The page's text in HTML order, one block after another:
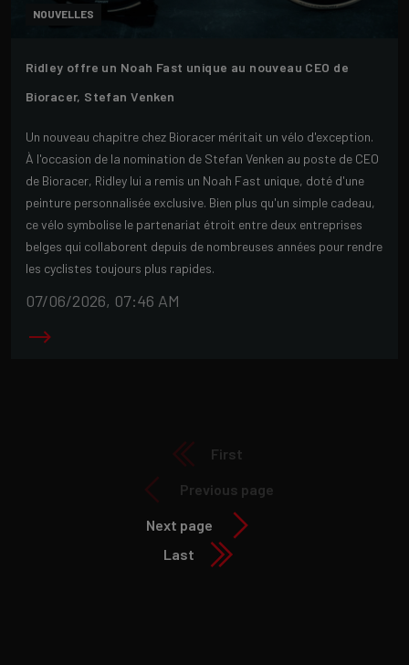
NOUVELLES
Ridley offre un Noah Fast unique au nouveau CEO de
Bioracer, Stefan Venken
Un nouveau chapitre chez Bioracer méritait un vélo d'exception.
À l'occasion de la nomination de Stefan Venken au poste de CEO
de Bioracer, Ridley lui a remis un Noah Fast unique, doté d'une
peinture personnalisée exclusive. Bien plus qu'un simple cadeau,
ce vélo symbolise le partenariat étroit entre deux entreprises
belges qui collaborent depuis de nombreuses années pour rendre
les cyclistes toujours plus rapides.
07/06/2026, 07:46 AM
First
Previous page
Next page
Last